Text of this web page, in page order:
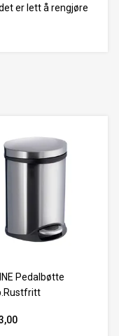
er lett å rengjøre
Pedalbøtte